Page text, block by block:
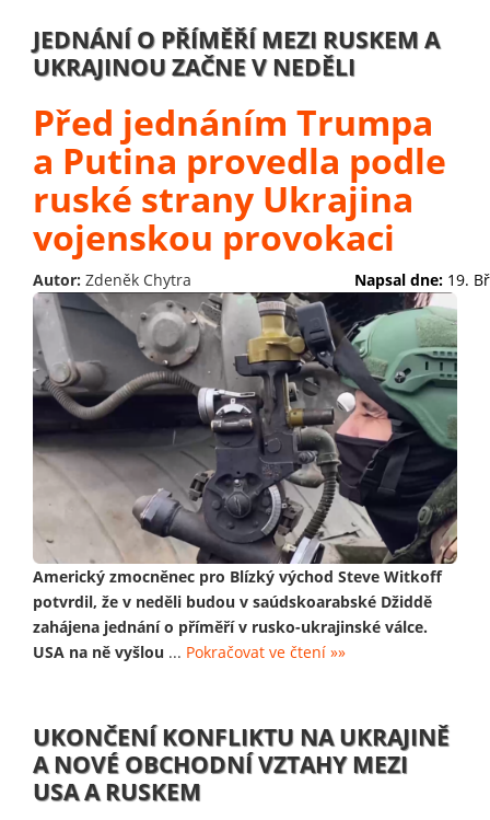
JEDNÁNÍ O PŘÍMĚŘÍ MEZI RUSKEM A
UKRAJINOU ZAČNE V NEDĚLI
Před jednáním Trumpa
a Putina provedla podle
ruské strany Ukrajina
vojenskou provokaci
Autor: Zdeněk Chytra Napsal dne: 19.
Americký zmocněnec pro Blízký východ Steve Witkoff
potvrdil, že v neděli budou v saúdskoarabské Džiddě
zahájena jednání o příměří v rusko-ukrajinské válce.
USA na ně vyšlou ... Pokračovat ve čtení »»
UKONČENÍ KONFLIKTU NA UKRAJINĚ
A NOVÉ OBCHODNÍ VZTAHY MEZI
USA A RUSKEM